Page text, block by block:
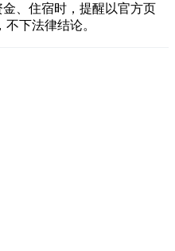
、住宿时，提醒以官方页
下法律结论。